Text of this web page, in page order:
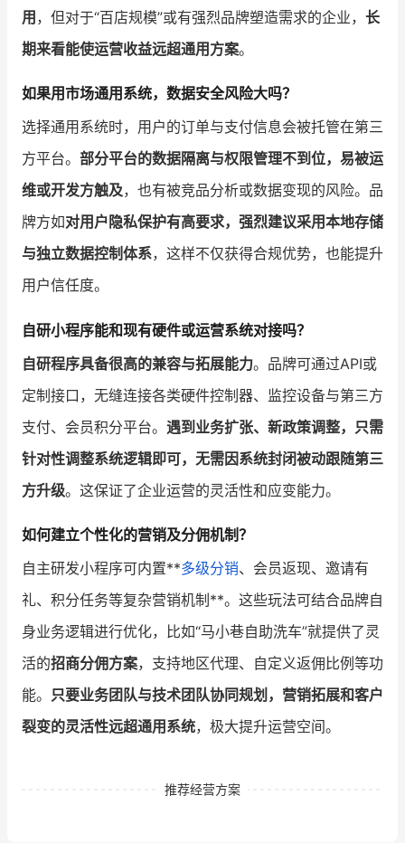
用 ，但对于“百店规模”或有强烈品牌塑造需求的企业， 长
期来看能使运营收益远超通用方案。
如果用市场通用系统，数据安全风险大吗？
选择通用系统时，用户的订单与支付信息会被托管在第三
方平台。 部分平台的数据隔离与权限管理不到位，易被运
维或开发方触及，也有被竞品分析或数据变现的风险。品
牌方如对用户隐私保护有高要求，强烈建议采用本地存储
与独立数据控制体系，这样不仅获得合规优势，也能提升
用户信任度。
自研小程序能和现有硬件或运营系统对接吗？
自研程序具备很高的兼容与拓展能力。品牌可通过API或
定制接口，无缝连接各类硬件控制器、监控设备与第三方
支付、会员积分平台。 遇到业务扩张、新政策调整，只需
针对性调整系统逻辑即可，无需因系统封闭被动跟随第三
方升级。这保证了企业运营的灵活性和应变能力。
如何建立个性化的营销及分佣机制？
自主研发小程序可内置**多级分销、会员返现、邀请有
礼、积分任务等复杂营销机制**。这些玩法可结合品牌自
身业务逻辑进行优化，比如“马小巷自助洗车”就提供了灵
活的招商分佣方案，支持地区代理、自定义返佣比例等功
能。 只要业务团队与技术团队协同规划，营销拓展和客户
裂变的灵活性远超通用系统，极大提升运营空间。
推荐经营方案